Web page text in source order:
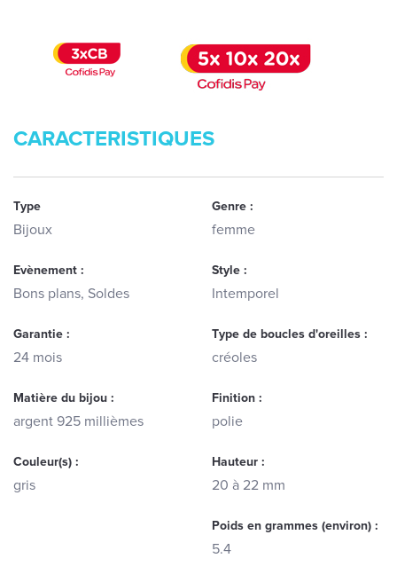
CARACTERISTIQUES
Type
Bijoux
Genre :
femme
Evènement :
Bons plans, Soldes
Style :
Intemporel
Garantie :
24 mois
Type de boucles d'oreilles :
créoles
Matière du bijou :
argent 925 millièmes
Finition :
polie
Couleur(s) :
gris
Hauteur :
20 à 22 mm
Poids en grammes (environ) :
5.4